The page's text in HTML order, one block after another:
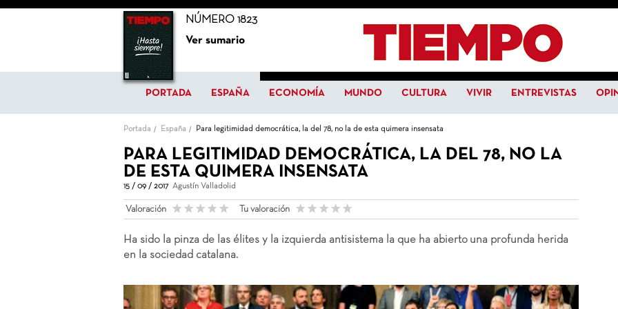
NÚMERO 1823
Ver sumario
PORTADA ESPAÑA ECONOMÍA MUNDO CULTURA VIVIR ENTREVISTAS
Portada España Para legitimidad democrática, la del 78, no la de esta quimera insensata
PARA LEGITIMIDAD DEMOCRÁTICA, LA DEL 78, NO LA
DE ESTA QUIMERA INSENSATA
15 / 09 / 2017 Agustín Valladolid
Valoración Tu valoración
Ha sido la pinza de las élites y la izquierda antisistema la que ha abierto una profunda herida
en la sociedad catalana.